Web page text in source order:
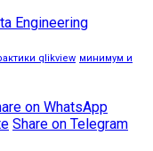
qlikview минимум и
on WhatsApp
Share on Telegram